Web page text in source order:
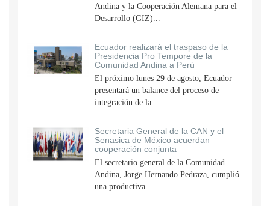
Andina y la Cooperación Alemana para el
Desarrollo (GIZ)...
Ecuador realizará el traspaso de la
Presidencia Pro Tempore de la
Comunidad Andina a Perú
El próximo lunes 29 de agosto, Ecuador
presentará un balance del proceso de
integración de la...
Secretaria General de la CAN y el
Senasica de México acuerdan
cooperación conjunta
El secretario general de la Comunidad
Andina, Jorge Hernando Pedraza, cumplió
una productiva...